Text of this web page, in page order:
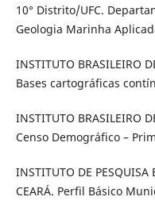
10° Distrito/UFC.
Geologia Marinha
INSTITUTO BRASILEIRO
Bases cartográficas
INSTITUTO BRASILEIRO
Censo Demográfico –
INSTITUTO DE PESQUISA
CEARÁ. Perfil Básico